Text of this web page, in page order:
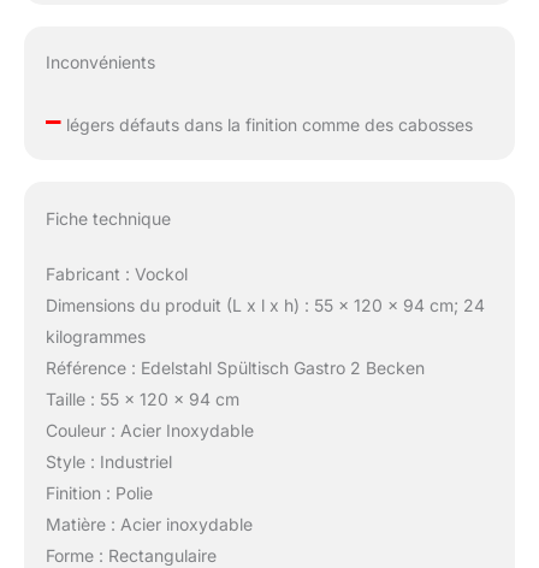
Inconvénients
–légers défauts dans la finition comme des cabosses
Fiche technique
Fabricant : Vockol
Dimensions du produit (L x l x h) : 55 x 120 x 94 cm; 24
kilogrammes
Référence : Edelstahl Spültisch Gastro 2 Becken
Taille : 55 x 120 x 94 cm
Couleur : Acier Inoxydable
Style : Industriel
Finition : Polie
Matière : Acier inoxydable
Forme : Rectangulaire